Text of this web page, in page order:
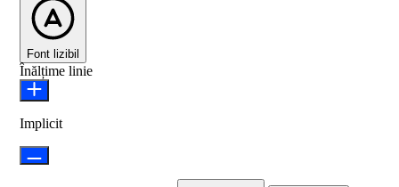
Font lizibil
Înălțime linie
Implicit